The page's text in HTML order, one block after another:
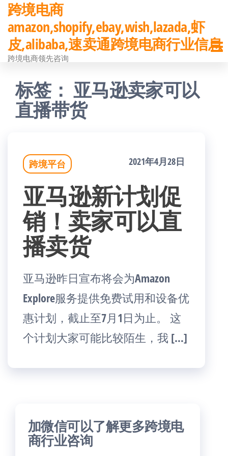
前
往
内
跨境电商
amazon,shopify,ebay,wish,lazada,虾
皮,alibaba,速卖通跨境电商行业信息
跨境电商领先咨询
标签：亚马逊卖家可以
直播带货
跨境平台 2021年4月28日
亚马逊新计划促
销！卖家可以直
播卖货
亚马逊昨日宣布将会为Amazon
Explore服务提供免费试用和设备优
惠计划，截止至7月1日为止。 这
个计划大家可能比较陌生，我 […]
加微信可以了解更多跨境电
商行业咨询